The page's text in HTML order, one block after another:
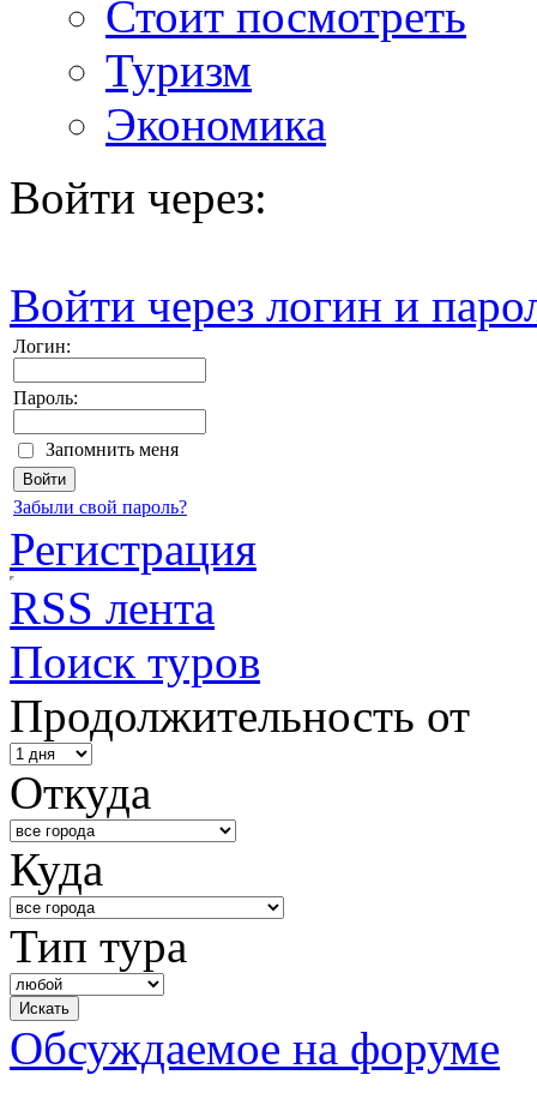
Стоит посмотреть
Туризм
Экономика
Войти через:
Войти через логин и
Логин:
Пароль:
Запомнить меня
Забыли свой пароль?
Регистрация
RSS лента
Поиск туров
Продолжительность от
Откуда
Куда
Тип тура
Обсуждаемое на форуме